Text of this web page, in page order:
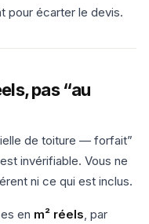
pour écarter le devis.
pas “au
de toiture — forfait”
invérifiable. Vous ne
ni ce qui est inclus.
en m² réels, par